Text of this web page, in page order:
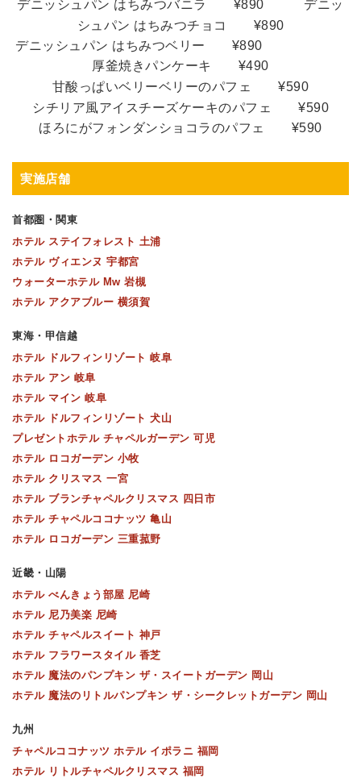
デニッシュパン はちみつバニラ ¥890 デニッ
シュパン はちみつチョコ
¥890
デニッシュパン はちみつベリー ¥890
厚釜焼きパンケーキ ¥490
甘酸っぱいベリーベリーのパフェ ¥590
シチリア風アイスチーズケーキのパフェ ¥590
ほろにがフォンダンショコラのパフェ ¥590
実施店舗
首都圏・関東
ホテル ステイフォレスト 土浦
ホテル ヴィエンヌ 宇都宮
ウォーターホテル Mw 岩槻
ホテル アクアブルー 横須賀
東海・甲信越
ホテル ドルフィンリゾート 岐阜
ホテル アン 岐阜
ホテル マイン 岐阜
ホテル ドルフィンリゾート 犬山
プレゼントホテル チャペルガーデン 可児
ホテル ロコガーデン 小牧
ホテル クリスマス 一宮
ホテル ブランチャペルクリスマス 四日市
ホテル チャペルココナッツ 亀山
ホテル ロコガーデン 三重菰野
近畿・山陽
ホテル べんきょう部屋 尼崎
ホテル 尼乃美楽 尼崎
ホテル チャペルスイート 神戸
ホテル フラワースタイル 香芝
ホテル 魔法のパンプキン ザ・スイートガーデン 岡山
ホテル 魔法のリトルパンプキン ザ・シークレットガーデン 岡山
九州
チャペルココナッツ ホテル イポラニ 福岡
ホテル リトルチャペルクリスマス 福岡